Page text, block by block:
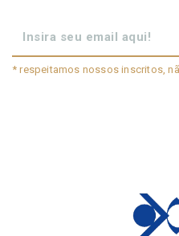
* respeitamos nossos inscritos,